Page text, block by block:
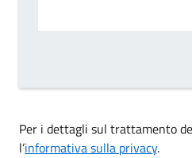
Per i dettagli sul trattamento
l’informativa sulla privacy.